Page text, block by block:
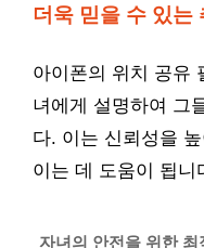
더욱 믿을 수 있는
아이폰의 위치 공유
녀에게 설명하여 그
다. 이는 신뢰성을
이는 데 도움이 됩니
자녀의 안전을 위한